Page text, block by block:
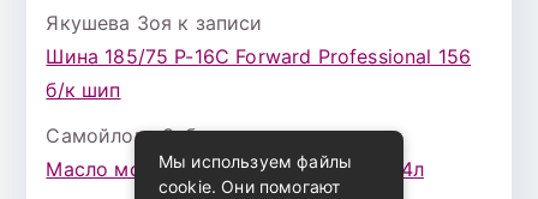
Якушева Зоя к записи
Шина 185/75 Р-16С Forward Professional 156
б/к шип
Самойлова Забавак записи
Масло моторное ZIC X7 (A+) 10W30 4л
Мы используем файлы
cookie. Они помогают